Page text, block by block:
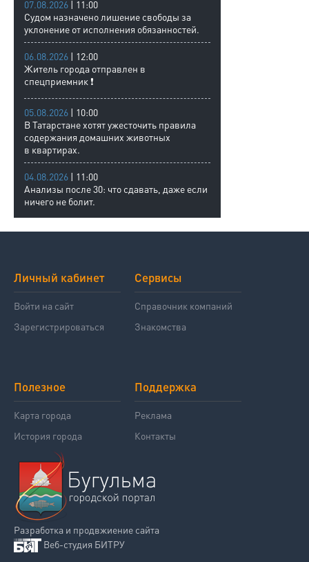
07.08.2026 | 11:00
Судом назначено лишение свободы за
уклонение от исполнения обязанностей.
06.08.2026 | 12:00
Житель города отправлен в
спецприемник ❗
05.08.2026 | 10:00
В Татарстане хотят ужесточить правила
содержания домашних животных
в квартирах.
04.08.2026 | 11:00
Анализы после 30: что сдавать, даже если
ничего не болит.
Личный кабинет
Войти на сайт
Зарегистрироваться
Сервисы
Справочник компаний
Знакомства
Полезное
Карта города
История города
Поддержка
Реклама
Контакты
Разработка и продвжиение сайта
Веб-студия БИТРУ